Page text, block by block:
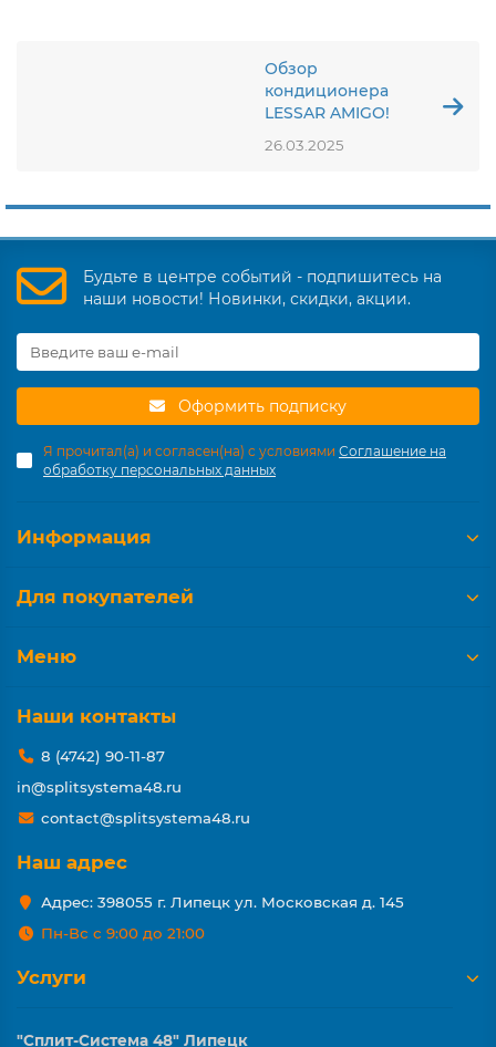
Обзор
кондиционера
LESSAR AMIGO!
26.03.2025
Будьте в центре событий - подпишитесь на
наши новости! Новинки, скидки, акции.
Оформить подписку
Я прочитал(а) и согласен(на) с условиями Соглашение на
обработку персональных данных
Информация
Для покупателей
Меню
Наши контакты
8 (4742) 90-11-87
in@splitsystema48.ru
contact@splitsystema48.ru
Наш адрес
Адрес: 398055 г. Липецк ул. Московская д. 145
Пн-Вс с 9:00 до 21:00
Услуги
"Сплит-Система 48" Липецк